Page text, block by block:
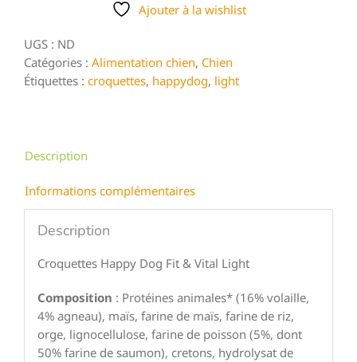
&
Vital
Light
Ajouter à la wishlist
UGS : ND
Catégories : Alimentation chien, Chien
Étiquettes : croquettes, happydog, light
Description
Informations complémentaires
Description
Croquettes Happy Dog Fit & Vital Light
Composition : Protéines animales* (16% volaille,
4% agneau), maïs, farine de maïs, farine de riz,
orge, lignocellulose, farine de poisson (5%, dont
50% farine de saumon), cretons, hydrolysat de